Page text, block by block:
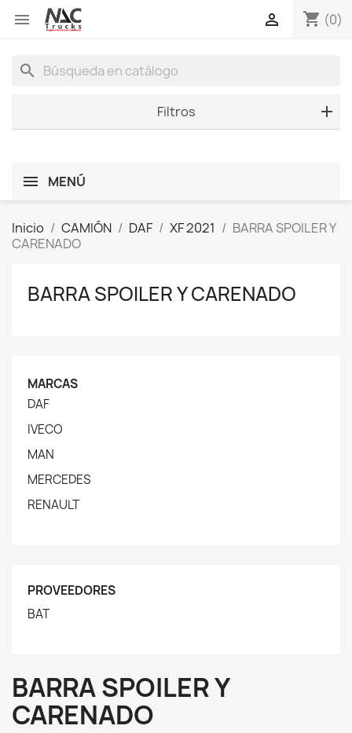
 shopping_cart (0)

search
Filtros
MENÚ
Inicio CAMIÓN DAF XF 2021
BARRA SPOILER Y
CARENADO
BARRA SPOILER Y CARENADO
MARCAS
DAF
IVECO
MAN
MERCEDES
RENAULT
PROVEEDORES
BAT
BARRA SPOILER Y
CARENADO